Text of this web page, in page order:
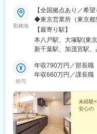
■ポジションの魅力
青果物用のコンテナ
すが、輸送容器全体
ーの流通拡大により
繋がり、同社が目指
流システム」を確立に
す。
■キャリアパス
将来的に営業組織を牽
活躍を期待しておりま
カスタマーマネジメン
す。
勤務地
【全国拠点あり／希
◆東京営業所（東京都
市）◆名古屋営業所
良市）◆滋賀営業所（
アも積極採用中で
厚木市、相模原市・千
市・茨城県：つくば市
阜県：羽島郡岐南町
奈良市・滋賀県：栗
【九州】・福岡県：福
OK！人混みを避けて
喫煙可能場所あり
【最寄り駅】
本八戸駅、大塚駅(東
新千葉駅、加茂宮駅、
芝駅、新大宮駅、草津
駅、南小倉駅、大塚駅
波駅、南区役所前駅
給与
年収790万円／部長職
年収660万円／課長職
未経験
安心の